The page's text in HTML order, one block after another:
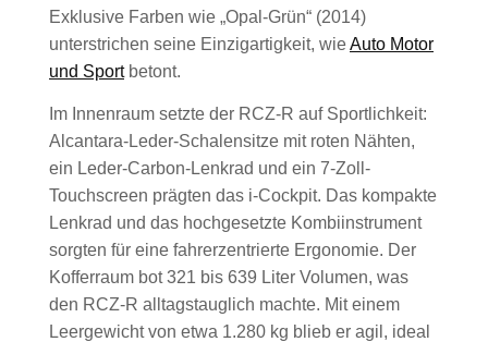
Exklusive Farben wie „Opal-Grün“ (2014)
unterstrichen seine Einzigartigkeit, wieAuto Motor
und Sportbetont.
Im Innenraum setzte der RCZ-R auf Sportlichkeit:
Alcantara-Leder-Schalensitze mit roten Nähten,
ein Leder-Carbon-Lenkrad und ein 7-Zoll-
Touchscreen prägten das i-Cockpit. Das kompakte
Lenkrad und das hochgesetzte Kombiinstrument
sorgten für eine fahrerzentrierte Ergonomie. Der
Kofferraum bot 321 bis 639 Liter Volumen, was
den RCZ-R alltagstauglich machte. Mit einem
Leergewicht von etwa 1.280 kg blieb er agil, ideal